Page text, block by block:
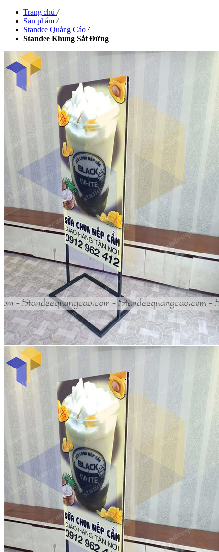
Trang chủ /
Sản phẩm /
Standee Quảng Cáo /
Standee Khung Sắt Đứng